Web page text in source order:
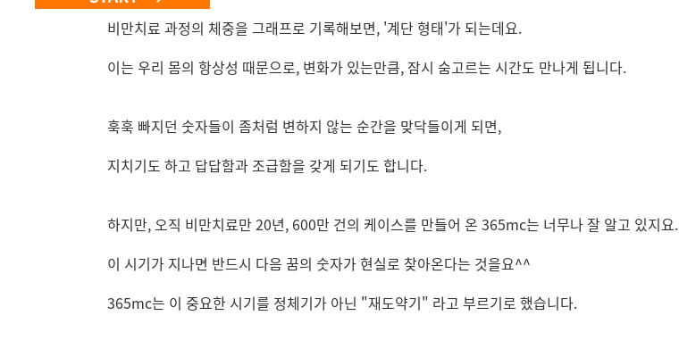
비만치료 과정의 체중을 그래프로 기록해보면, '계단 형태'가 되는데요.
이는 우리 몸의 항상성 때문으로, 변화가 있는만큼, 잠시 숨고르는 시간도 만나게 됩니다.
훅훅 빠지던 숫자들이 좀처럼 변하지 않는 순간을 맞닥들이게 되면,
지치기도 하고 답답함과 조급함을 갖게 되기도 합니다.
하지만, 오직 비만치료만 20년, 600만 건의 케이스를 만들어 온 365mc는 너무나 잘 알고 있지요.
이 시기가 지나면 반드시 다음 꿈의 숫자가 현실로 찾아온다는 것을요^^
365mc는 이 중요한 시기를 정체기가 아닌 "재도약기" 라고 부르기로 했습니다.